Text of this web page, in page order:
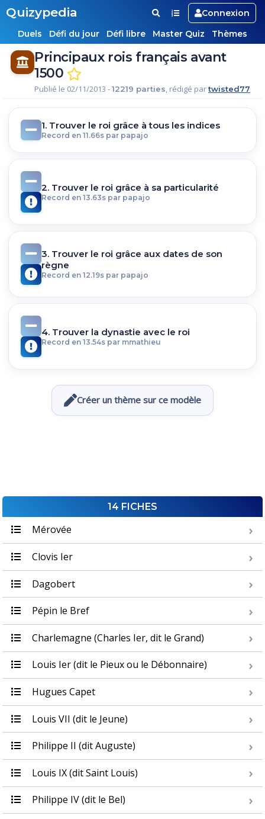
Quizypedia
Connexion
Duels
Défi du jour Défi libre Master Quiz Thèmes
Principaux rois français avant
1500
Publié le 02/11/2013 -12219 parties, rédigé partwisted77
1. Trouver le roi grâce à tous les indices
Record en 11.66s par papajo
2. Trouver le roi grâce à sa particularité
Record en 13.63s par papajo
3. Trouver le roi grâce aux dates de son
règne
Record en 12.19s par papajo
4. Trouver la dynastie avec le roi
Record en 13.54s par mmathieu
Créer un thème sur ce modèle
14 FICHES
Mérovée
Clovis Ier
Dagobert
Pépin le Bref
Charlemagne (Charles Ier, dit le Grand)
Louis Ier (dit le Pieux ou le Débonnaire)
Hugues Capet
Louis VII (dit le Jeune)
Philippe II (dit Auguste)
Louis IX (dit Saint Louis)
Philippe IV (dit le Bel)